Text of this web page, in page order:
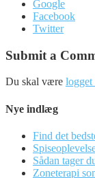
Google
Facebook
Twitter
Submit a
Du skal være logget
Nye indlæg
Find det
Sådan tager
Zoneterapi